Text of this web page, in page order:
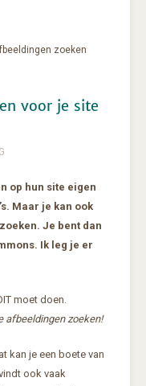
zoeken
voor je site
op hun site eigen
Maar je kan ook
Je bent dan
Ik leg je er
moet doen.
afbeeldingen zoeken!
kan je een boete van
ook vaak